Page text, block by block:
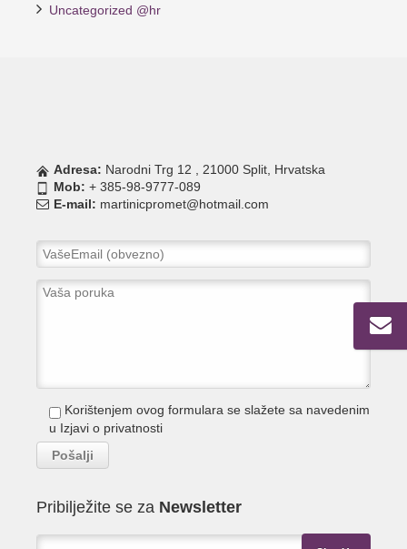
Uncategorized @hr
Adresa: Narodni Trg 12 , 21000 Split, Hrvatska
Mob: + 385-98-9777-089
E-mail: martinicpromet@hotmail.com
Korištenjem ovog formulara se slažete sa navedenim
u Izjavi o privatnosti
Pribilježite se za Newsletter